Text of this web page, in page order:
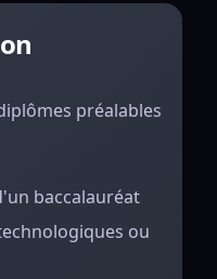
préalables
baccalauréat
ou